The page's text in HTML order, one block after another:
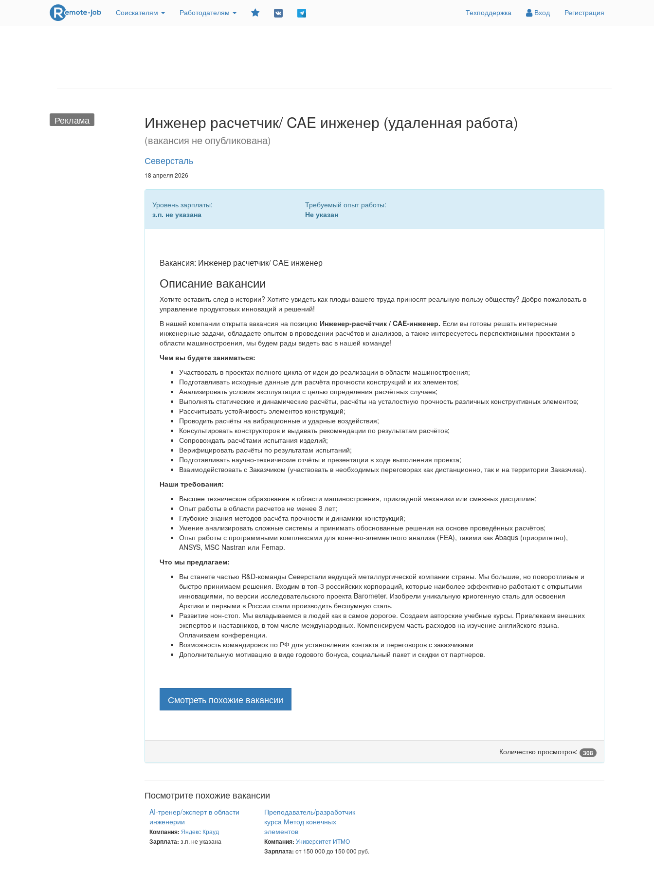
Соискателям Работодателям
Добавить
Техподдержка Вход Регистрация
Реклама Инженер расчетчик/ CAE инженер (удаленная работа)
(вакансия не опубликована)
Северсталь
18 апреля 2026
Уровень зарплаты:
з.п. не указана
Требуемый опыт работы:
Не указан
Вакансия: Инженер расчетчик/ CAE инженер
Описание вакансии
Хотите оставить след в истории? Хотите увидеть как плоды вашего труда приносят реальную пользу обществу? Добро пожаловать в
управление продуктовых инноваций и решений!
В нашей компании открыта вакансия на позицию Инженер-расчётчик / CAE-инженер. Если вы готовы решать интересные
инженерные задачи, обладаете опытом в проведении расчётов и анализов, а также интересуетесь перспективными проектами в
области машиностроения, мы будем рады видеть вас в нашей команде!
Чем вы будете заниматься:
Участвовать в проектах полного цикла от идеи до реализации в области машиностроения;
Подготавливать исходные данные для расчёта прочности конструкций и их элементов;
Анализировать условия эксплуатации с целью определения расчётных случаев;
Выполнять статические и динамические расчёты, расчёты на усталостную прочность различных конструктивных элементов;
Рассчитывать устойчивость элементов конструкций;
Проводить расчёты на вибрационные и ударные воздействия;
Консультировать конструкторов и выдавать рекомендации по результатам расчётов;
Сопровождать расчётами испытания изделий;
Верифицировать расчёты по результатам испытаний;
Подготавливать научно-технические отчёты и презентации в ходе выполнения проекта;
Взаимодействовать с Заказчиком (участвовать в необходимых переговорах как дистанционно, так и на территории Заказчика).
Наши требования:
Высшее техническое образование в области машиностроения, прикладной механики или смежных дисциплин;
Опыт работы в области расчетов не менее 3 лет;
Глубокие знания методов расчёта прочности и динамики конструкций;
Умение анализировать сложные системы и принимать обоснованные решения на основе проведённых расчётов;
Опыт работы с программными комплексами для конечно-элементного анализа (FEA), такими как Abaqus (приоритетно),
ANSYS, MSC Nastran или Femap.
Что мы предлагаем:
Вы станете частью R&D-команды Северстали ведущей металлургической компании страны. Мы большие, но поворотливые и
быстро принимаем решения. Входим в топ-3 российских корпораций, которые наиболее эффективно работают с открытыми
инновациями, по версии исследовательского проекта Barometer. Изобрели уникальную криогенную сталь для освоения
Арктики и первыми в России стали производить бесшумную сталь.
Развитие нон-стоп. Мы вкладываемся в людей как в самое дорогое. Создаем авторские учебные курсы. Привлекаем внешних
экспертов и наставников, в том числе международных. Компенсируем часть расходов на изучение английского языка.
Оплачиваем конференции.
Возможность командировок по РФ для установления контакта и переговоров с заказчиками
Дополнительную мотивацию в виде годового бонуса, социальный пакет и скидки от партнеров.
Смотреть похожие вакансии
Количество просмотров: 308
Посмотрите похожие вакансии
AI-тренер/эксперт в области
инженерии
Компания: Яндекс Крауд
Зарплата: з.п. не указана
Преподаватель/разработчик
курса Метод конечных
элементов
Компания: Университет ИТМО
Зарплата: от 150 000 до 150 000 руб.